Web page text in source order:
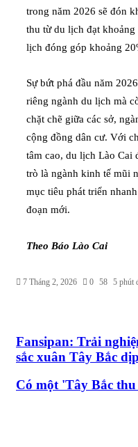
trong năm 2026 sẽ đón
thu từ du lịch đạt
lịch đóng góp khoảng
Sự bứt phá đầu năm
riêng ngành du lịch mà
chặt chẽ giữa các sở,
cộng đồng dân cư. Với
tâm cao, du lịch Lào Cai
trò là ngành kinh tế mũi
mục tiêu phát triển
đoạn mới.
Theo Báo Lào Cai
7 Tháng 2, 2026 0 58 5 phút
Fansipan: Trải
sắc xuân Tây Bắc
Có một 'Tây Bắc